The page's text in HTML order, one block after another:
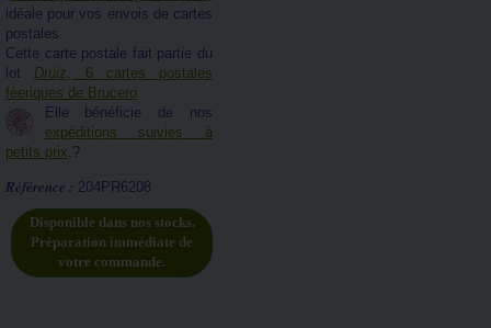
idéale pour vos envois de cartes
postales.
Cette carte postale fait partie du
lotDruiz, 6 cartes postales
féeriques de Brucero
Elle bénéficie de nos
expéditions suivies à
petits prix.?
Référence : 204PR6208
Disponible dans nos stocks.
Préparation immédiate de
votre commande.